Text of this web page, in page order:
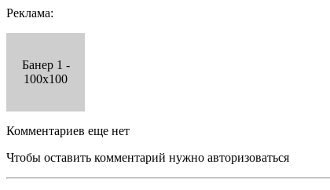
Реклама:
Банер 1 -
100x100
Комментариев еще нет
Чтобы оставить комментарий нужно авторизоваться